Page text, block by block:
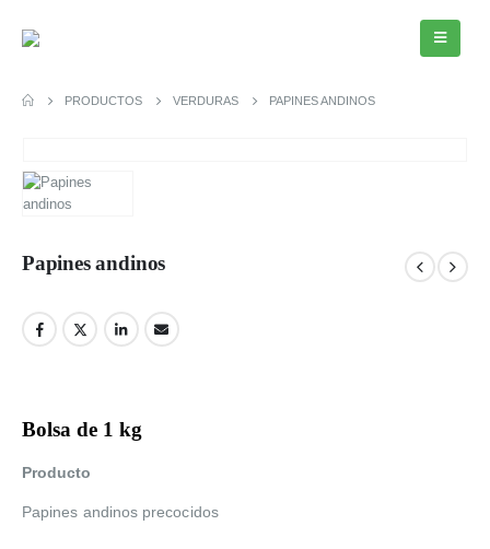
PRODUCTOS VERDURAS PAPINES ANDINOS
Papines andinos
Bolsa de 1 kg
Producto
Papines andinos precocidos